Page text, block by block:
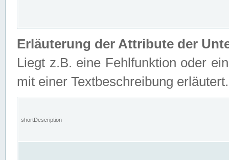
Erläuterung der Attribute der
Liegt z.B. eine Fehlfunktion oder
mit einer Textbeschreibung erläutert.
shortDescription